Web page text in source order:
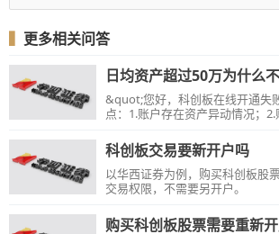
▍ 更多相关问答
日均资产超过50万为什么
&quot;您好，科创板在线开通失
点：1.账户存在资产异动情况；
线上或人工办理，请临柜办理科
&quot;
科创板交易要新开户吗
以华西证券为例，购买科创板股
交易权限，不需要另开户。
购买科创板股票需要重新